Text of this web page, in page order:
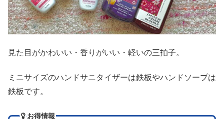
見た目がかわいい・香りがいい・軽いの三拍子。
ミニサイズのハンドサニタイザーは鉄板やハンドソープは
鉄板です。
お得情報